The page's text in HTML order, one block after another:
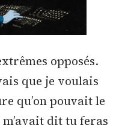
opposés.
que je voulais
qu’on pouvait le
dit tu feras